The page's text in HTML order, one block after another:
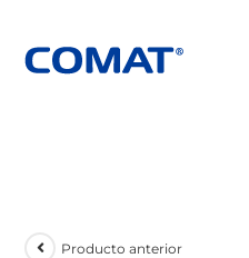
Producto anterior